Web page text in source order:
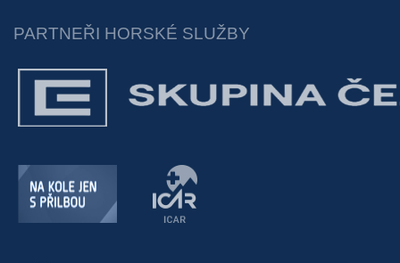
PARTNEŘI HORSKÉ SLUŽBY